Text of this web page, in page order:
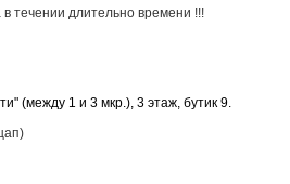
течении длительно времени !!!
(между 1 и 3 мкр.), 3 этаж, бутик 9.